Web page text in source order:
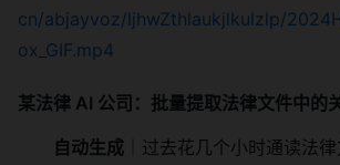
cn/abjayvoz/ljhwZthlaukjlkulzlp/
ox_GIF.mp4
某法律 AI 公司：批量提取法律文件中的
自动生成 ｜过去花几个小时通读法